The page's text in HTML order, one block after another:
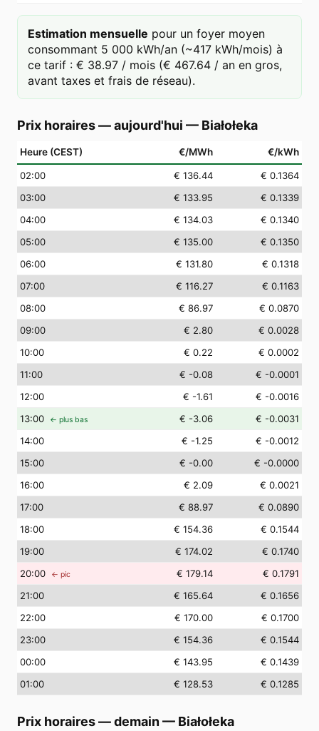
Estimation mensuelle pour un foyer moyen
consommant 5 000 kWh/an (~417 kWh/mois) à
ce tarif : € 38.97 / mois (€ 467.64 / an en gros,
avant taxes et frais de réseau).
Prix horaires — aujourd'hui — Białołeka
Heure (CEST) €/MWh €/kWh
02:00 € 136.44
€ 0.1364
03:00 € 133.95
€ 0.1339
04:00 € 134.03
€ 0.1340
05:00 € 135.00
€ 0.1350
06:00 € 131.80
€ 0.1318
07:00 € 116.27
€ 0.1163
08:00 € 86.97
€ 0.0870
09:00 € 2.80
€ 0.0028
10:00 € 0.22
€ 0.0002
11:00 € -0.08
€ -0.0001
12:00 € -1.61
€ -0.0016
13:00 ← plus bas € -3.06
€ -0.0031
14:00 € -1.25
€ -0.0012
15:00 € -0.00
€ -0.0000
16:00 € 2.09
€ 0.0021
17:00 € 88.97
€ 0.0890
18:00 € 154.36
€ 0.1544
19:00 € 174.02
€ 0.1740
20:00 ← pic € 179.14
€ 0.1791
21:00 € 165.64
€ 0.1656
22:00 € 170.00
€ 0.1700
23:00 € 154.36
€ 0.1544
00:00 € 143.95
€ 0.1439
01:00 € 128.53 € 0.1285
Prix horaires — demain — Białołeka